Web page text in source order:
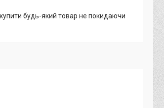
будь-який товар не покидаючи